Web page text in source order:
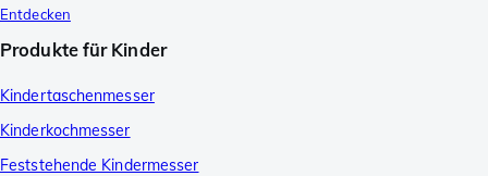
Entdecken
Produkte für Kinder
Kindertaschenmesser
Kinderkochmesser
Feststehende Kindermesser